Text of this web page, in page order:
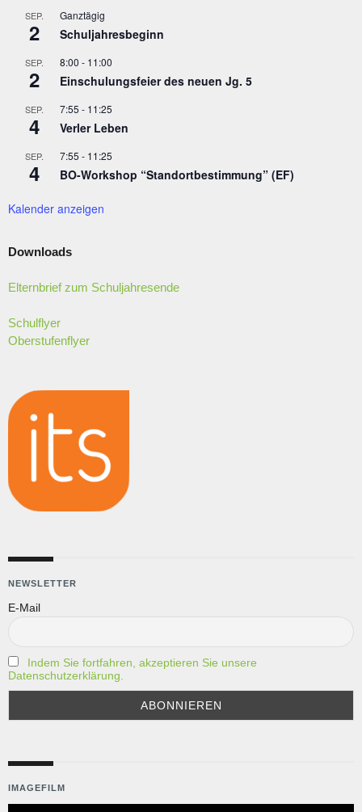
SEP.
2
Ganztägig
Schuljahresbeginn
SEP.
2
8:00 - 11:00
Einschulungsfeier des neuen Jg. 5
SEP.
4
7:55 - 11:25
Verler Leben
SEP.
4
7:55 - 11:25
BO-Workshop “Standortbestimmung” (EF)
Kalender anzeigen
Downloads
Elternbrief zum Schuljahresende
Schulflyer
Oberstufenflyer
NEWSLETTER
E-Mail
Indem Sie fortfahren, akzeptieren Sie unsere
Datenschutzerklärung.
IMAGEFILM